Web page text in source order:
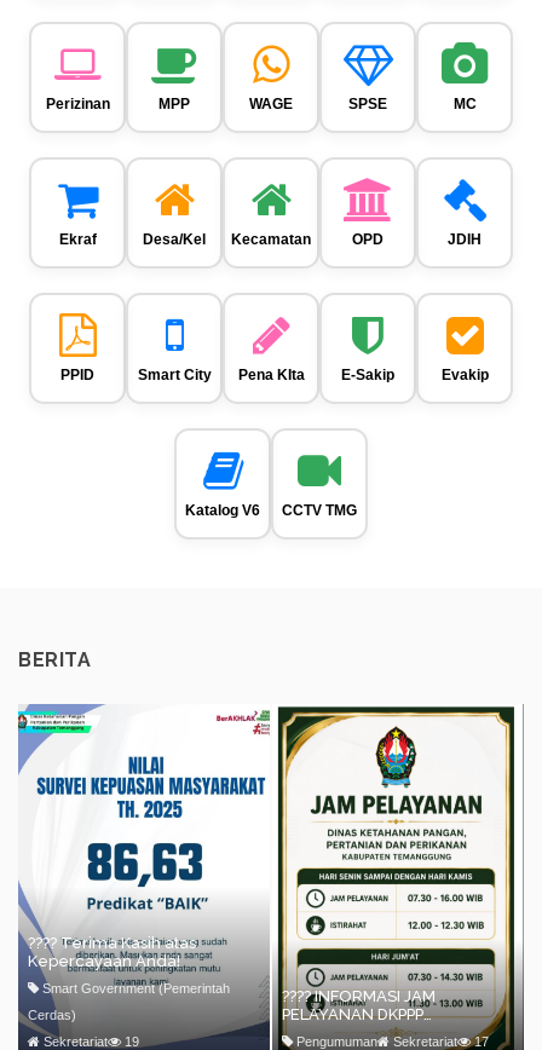
Perizinan MPP WAGE SPSE MC
Ekraf Desa/Kel Kecamatan OPD JDIH
PPID Smart City Pena KIta E-Sakip Evakip
Katalog V6 CCTV TMG
BERITA
???? Terima Kasih atas
Kepercayaan Anda!
Smart Government (Pemerintah
Cerdas)
Sekretariat
19
???? INFORMASI JAM
PELAYANAN DKPPP
KABUPATEN TEMANGGUNG
Pengumuman Sekretariat 17